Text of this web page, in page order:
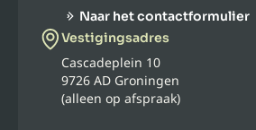
Naar het contactformulier
Vestigingsadres
Cascadeplein 10
9726 AD Groningen
(alleen op afspraak)